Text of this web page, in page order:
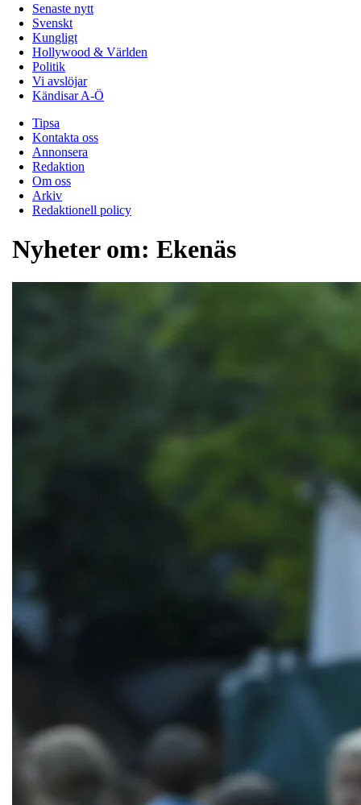
Senaste nytt
Svenskt
Kungligt
Hollywood & Världen
Politik
Vi avslöjar
Kändisar A-Ö
Tipsa
Kontakta oss
Annonsera
Redaktion
Om oss
Arkiv
Redaktionell policy
Nyheter om: Ekenäs